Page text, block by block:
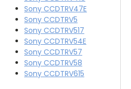
Sony CCDTRV47E
Sony CCDTRV5
Sony CCDTRV517
Sony CCDTRV54E
Sony CCDTRV57
Sony CCDTRV58
Sony CCDTRV615